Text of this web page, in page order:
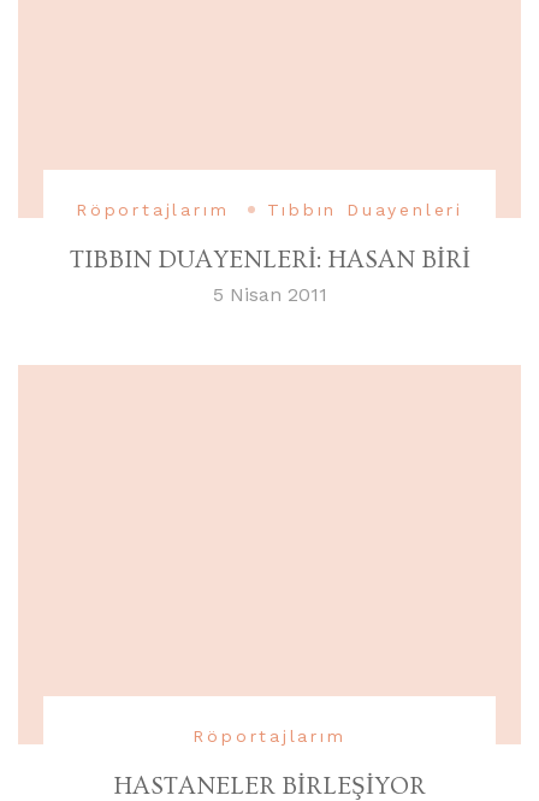
Röportajlarım Tıbbın Duayenleri
TIBBIN DUAYENLERİ: HASAN BİRİ
5 Nisan 2011
Röportajlarım
HASTANELER BİRLEŞİYOR